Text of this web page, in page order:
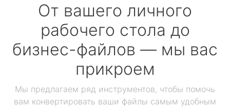
От вашего личного
рабочего стола до
бизнес-файлов — мы вас
прикроем
Мы предлагаем ряд инструментов, чтобы помочь
вам конвертировать ваши файлы самым удобным